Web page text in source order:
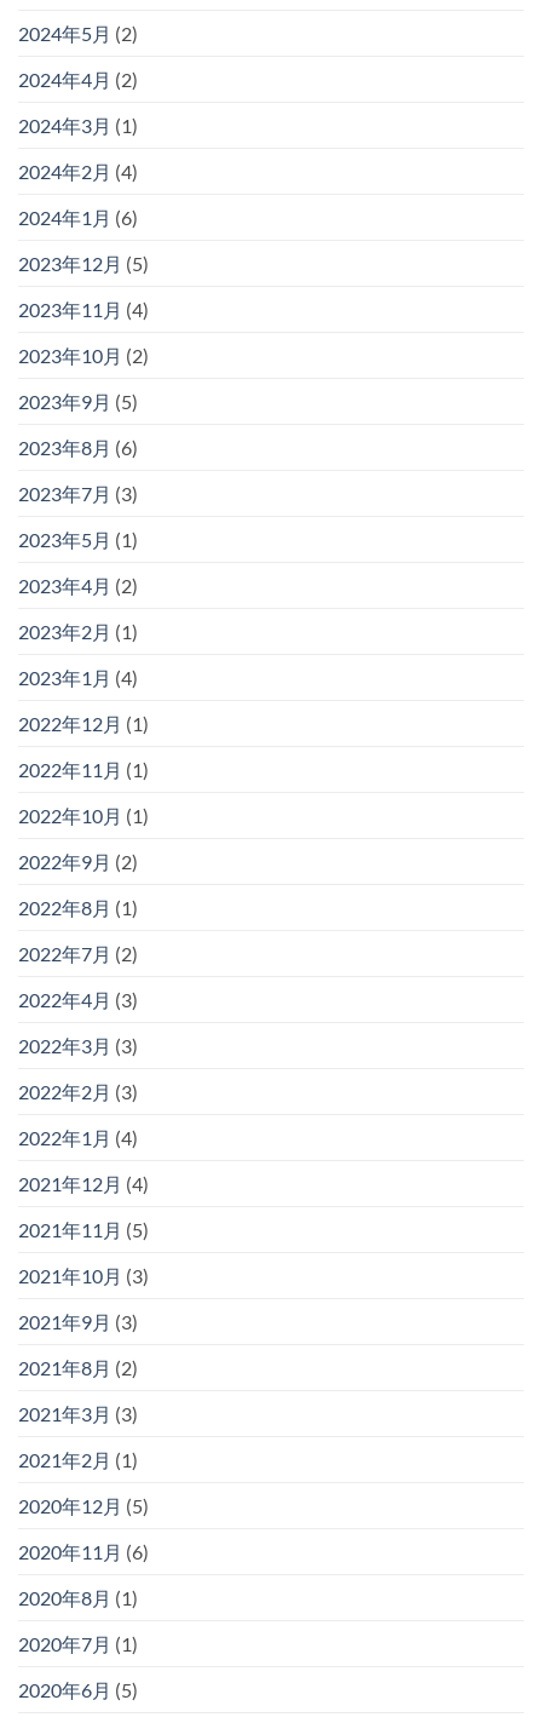
2024年5月 (2)
2024年4月 (2)
2024年3月 (1)
2024年2月 (4)
2024年1月 (6)
2023年12月 (5)
2023年11月 (4)
2023年10月 (2)
2023年9月 (5)
2023年8月 (6)
2023年7月 (3)
2023年5月 (1)
2023年4月 (2)
2023年2月 (1)
2023年1月 (4)
2022年12月 (1)
2022年11月 (1)
2022年10月 (1)
2022年9月 (2)
2022年8月 (1)
2022年7月 (2)
2022年4月 (3)
2022年3月 (3)
2022年2月 (3)
2022年1月 (4)
2021年12月 (4)
2021年11月 (5)
2021年10月 (3)
2021年9月 (3)
2021年8月 (2)
2021年3月 (3)
2021年2月 (1)
2020年12月 (5)
2020年11月 (6)
2020年8月 (1)
2020年7月 (1)
2020年6月 (5)